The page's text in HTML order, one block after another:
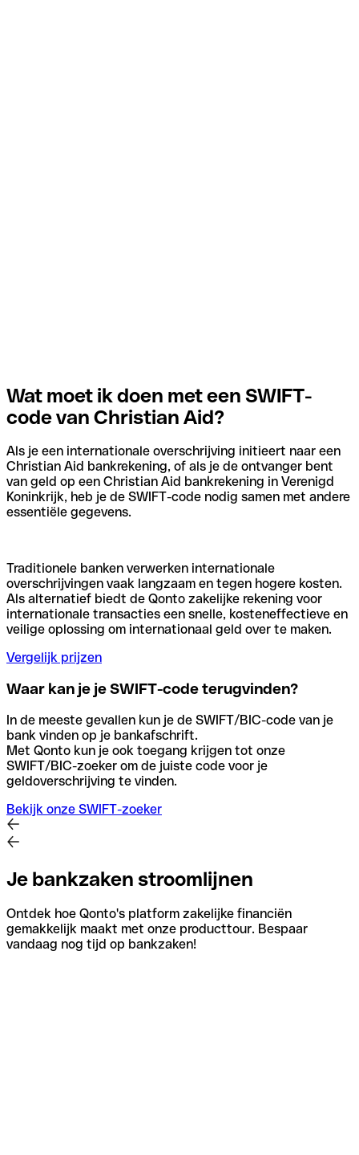
Wat moet ik doen met een SWIFT-
code van Christian Aid?
Als je een internationale overschrijving initieert naar een
Christian Aid bankrekening, of als je de ontvanger bent
van geld op een Christian Aid bankrekening in Verenigd
Koninkrijk, heb je de SWIFT-code nodig samen met andere
essentiële gegevens.
Traditionele banken verwerken internationale
overschrijvingen vaak langzaam en tegen hogere kosten.
Als alternatief biedt de Qonto zakelijke rekening voor
internationale transacties een snelle, kosteneffectieve en
veilige oplossing om internationaal geld over te maken.
Vergelijk prijzen
Waar kan je je SWIFT-code terugvinden?
In de meeste gevallen kun je de SWIFT/BIC-code van je
bank vinden op je bankafschrift.
Met Qonto kun je ook toegang krijgen tot onze
SWIFT/BIC-zoeker om de juiste code voor je
geldoverschrijving te vinden.
Bekijk onze SWIFT-zoeker
Je bankzaken stroomlijnen
Ontdek hoe Qonto's platform zakelijke financiën
gemakkelijk maakt met onze producttour. Bespaar
vandaag nog tijd op bankzaken!